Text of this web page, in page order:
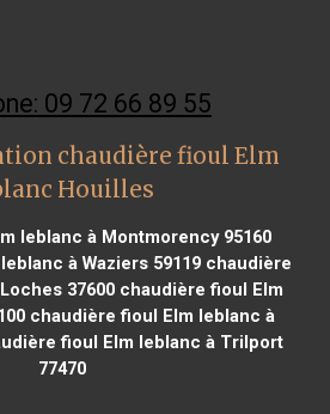
09 72 66 89 55
chaudière fioul Elm
Houilles
leblanc à Montmorency 95160
à Waziers 59119chaudière
37600chaudière fioul Elm
chaudière fioul Elm leblanc à
fioul Elm leblanc à Trilport
77470